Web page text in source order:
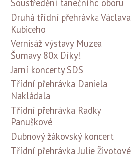
Soustředění tanečního oboru
Druhá třídní přehrávka Václava
Kubiceho
Vernisáž výstavy Muzea
Šumavy 80x Díky!
Jarní koncerty SDS
Třídní přehrávka Daniela
Nakládala
Třídní přehrávka Radky
Panuškové
Dubnový žákovský koncert
Třídní přehrávka Julie Životové